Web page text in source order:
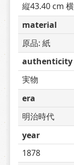
縦43.40 cm
material
原品: 紙
authenticity
実物
era
明治時代
year
1878